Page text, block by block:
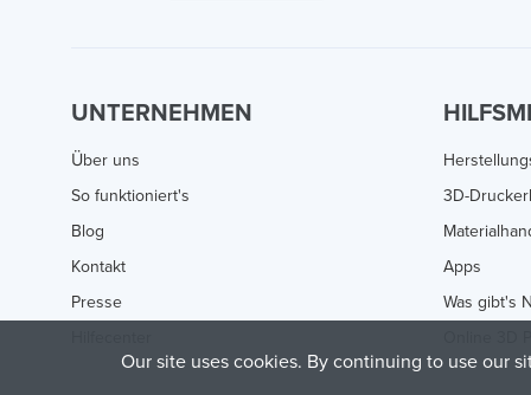
UNTERNEHMEN
Über uns
So funktioniert's
Blog
Kontakt
Presse
3D-
Apps
Was gibt's
Our site uses cookies. By continuing to use our